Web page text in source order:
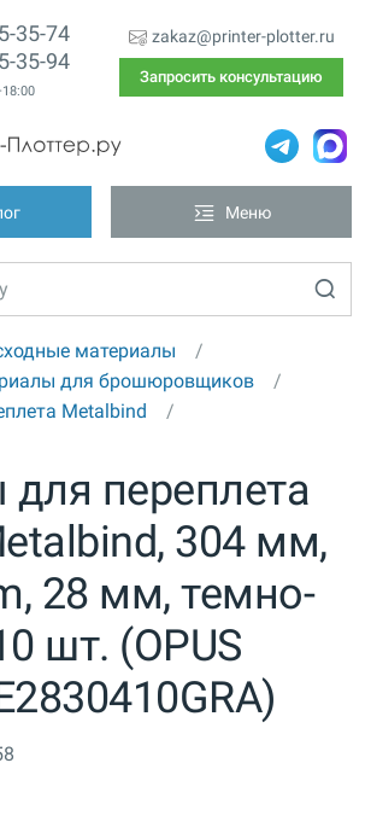
35-74
35-94
zakaz@printer-plotter.ru
Запросить консультацию
Меню
материалы
для брошюровщиков
Metalbind
переплета
304 мм,
28 мм, темно-
шт. (OPUS